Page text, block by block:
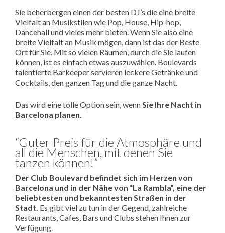
Sie beherbergen einen der besten DJ’s die eine breite
Vielfalt an Musikstilen wie Pop, House, Hip-hop,
Dancehall und vieles mehr bieten. Wenn Sie also eine
breite Vielfalt an Musik mögen, dann ist das der Beste
Ort für Sie. Mit so vielen Räumen, durch die Sie laufen
können, ist es einfach etwas auszuwählen. Boulevards
talentierte Barkeeper servieren leckere Getränke und
Cocktails, den ganzen Tag und die ganze Nacht.
Das wird eine tolle Option sein, wenn Sie Ihre Nacht in
Barcelona planen.
“Guter Preis für die Atmosphäre und
all die Menschen, mit denen Sie
tanzen können!”
Der Club Boulevard befindet sich im Herzen von
Barcelona und in der Nähe von “La Rambla”, eine der
beliebtesten und bekanntesten Straßen in der
Stadt. Es gibt viel zu tun in der Gegend, zahlreiche
Restaurants, Cafes, Bars und Clubs stehen Ihnen zur
Verfügung.